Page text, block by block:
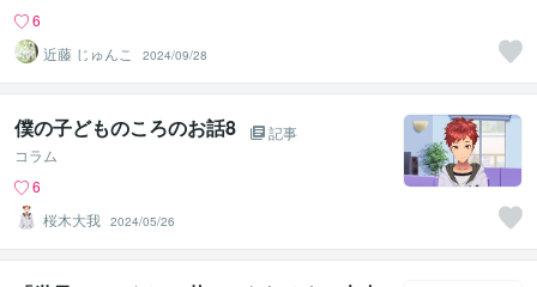
6
近藤 じゅんこ
2024/09/28
僕の子どものころのお話8
記事
コラム
6
桜木大我 2024/05/26